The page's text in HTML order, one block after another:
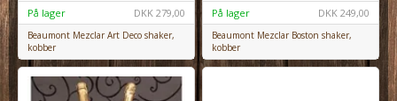
DKK 279,00
På lager
Beaumont Mezclar Art Deco shaker,
kobber
DKK 249,00
På lager
Beaumont Mezclar Boston shaker,
kobber